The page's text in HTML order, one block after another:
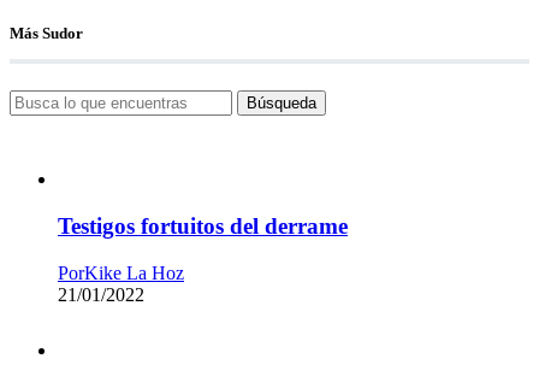
Más Sudor
Búsqueda
Testigos fortuitos del derrame
PorKike La Hoz
21/01/2022